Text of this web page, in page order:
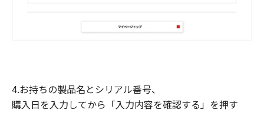
4.お持ちの製品名とシリアル番号、
購入日を入力してから「入力内容を確認する」を押す